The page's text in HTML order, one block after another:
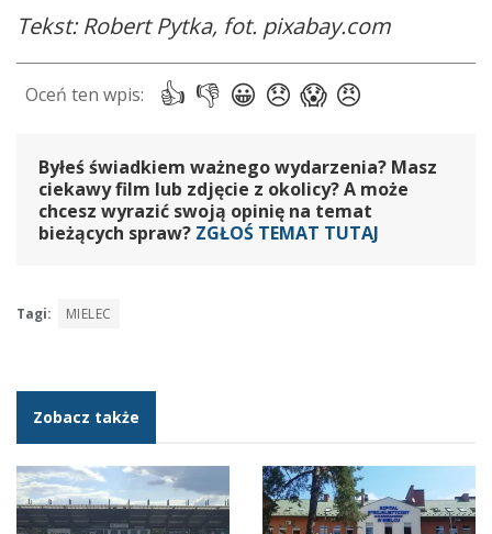
Tekst: Robert Pytka, fot. pixabay.com
Byłeś świadkiem ważnego wydarzenia? Masz
ciekawy film lub zdjęcie z okolicy? A może
chcesz wyrazić swoją opinię na temat
bieżących spraw? ZGŁOŚ TEMAT TUTAJ
Tagi: MIELEC
Zobacz także